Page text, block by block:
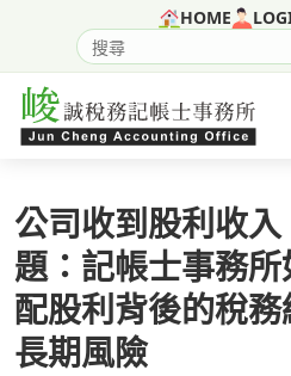
HOME
搜尋網站內容
公司收到股利收
題：記帳士事務
配股利背後的稅
長期風險